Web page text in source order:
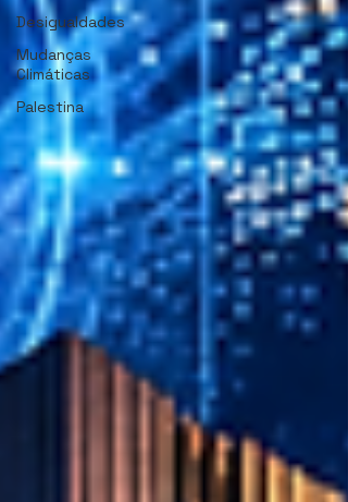
Desigualdades
Mudanças
Climáticas
Palestina